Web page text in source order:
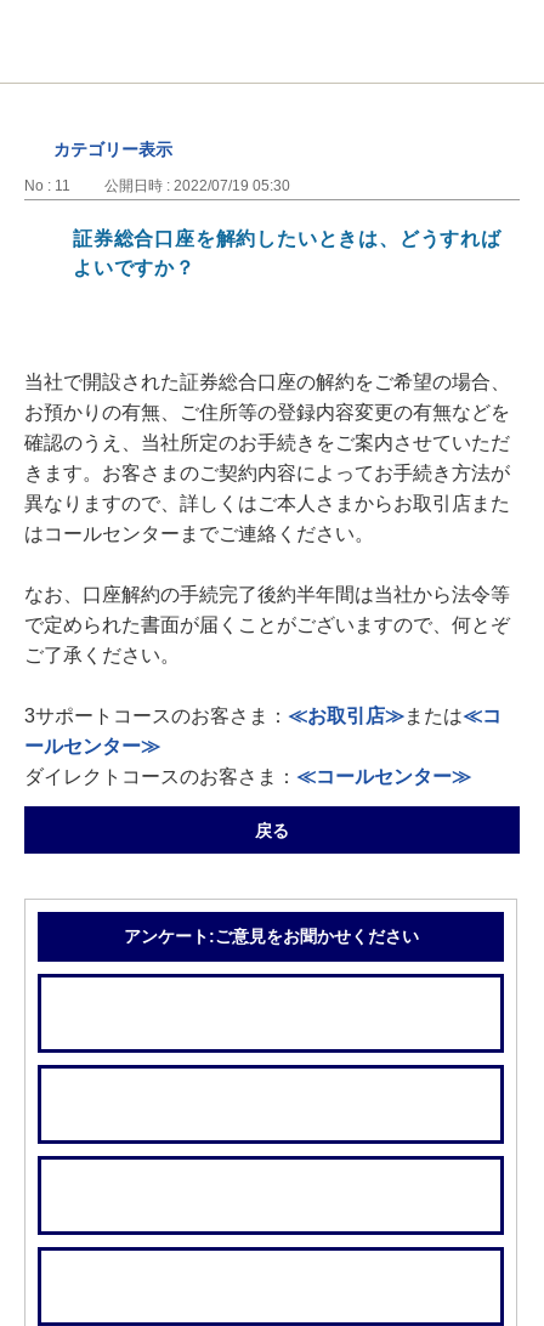
カテゴリー表示
No : 11 公開日時 : 2022/07/19 05:30
証券総合口座を解約したいときは、どうすれば
よいですか？
当社で開設された証券総合口座の解約をご希望の場合、
お預かりの有無、ご住所等の登録内容変更の有無などを
確認のうえ、当社所定のお手続きをご案内させていただ
きます。お客さまのご契約内容によってお手続き方法が
異なりますので、詳しくはご本人さまからお取引店また
はコールセンターまでご連絡ください。
なお、口座解約の手続完了後約半年間は当社から法令等
で定められた書面が届くことがございますので、何とぞ
ご了承ください。
3サポートコースのお客さま： ≪お取引店≫または≪コ
ールセンター≫
ダイレクトコースのお客さま： ≪コールセンター≫
戻る
アンケート:ご意見をお聞かせください